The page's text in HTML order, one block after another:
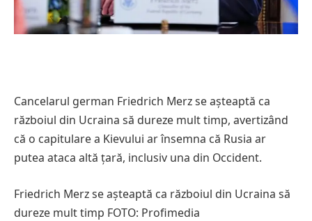
Cancelarul german Friedrich Merz se așteaptă ca
războiul din Ucraina să dureze mult timp, avertizând
că o capitulare a Kievului ar însemna că Rusia ar
putea ataca altă țară, inclusiv una din Occident.
Friedrich Merz se așteaptă ca războiul din Ucraina să
dureze mult timp FOTO: Profimedia